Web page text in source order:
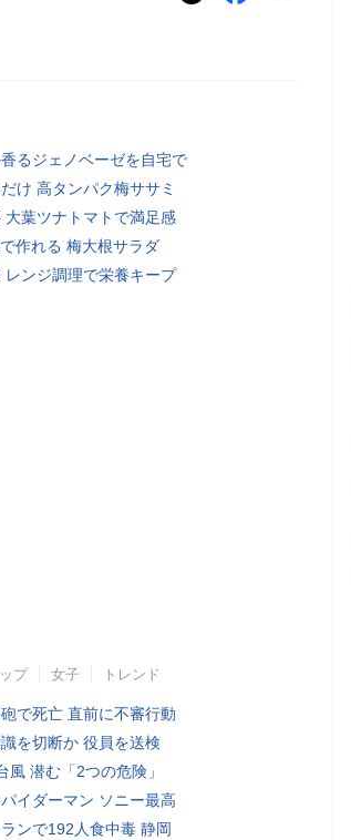
るジェノベーゼを自宅で
け 高タンパク梅ササミ
大葉ツナトマトで満足感
作れる 梅大根サラダ
レンジ調理で栄養キープ
プ 女子 トレンド
で死亡 直前に不審行動
を切断か 役員を送検
風 潜む「2つの危険」
イダーマン ソニー最高
ンで192人食中毒 静岡